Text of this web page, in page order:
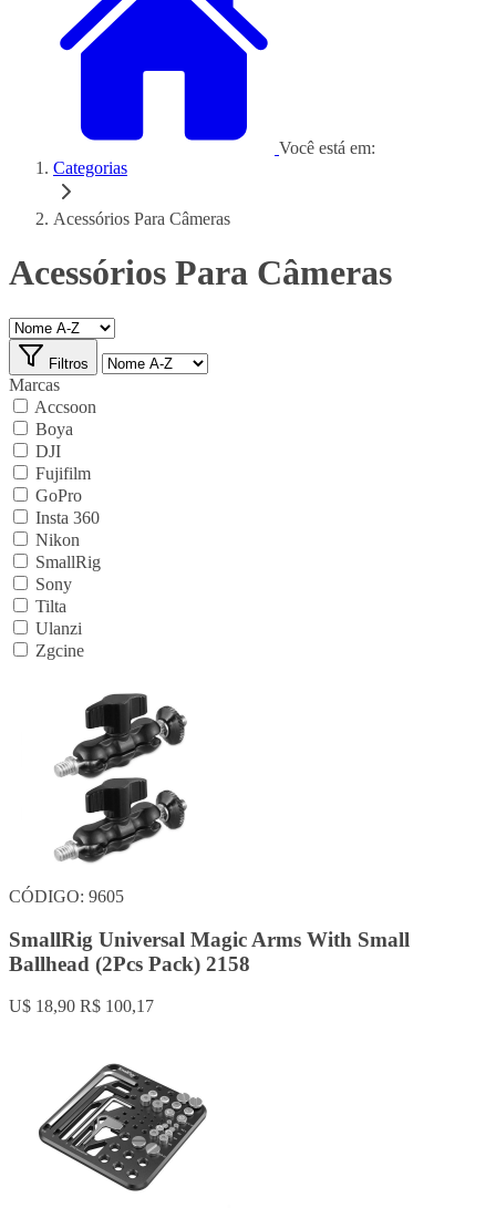
Você está em:
Categorias
Acessórios Para Câmeras
Acessórios Para Câmeras
Filtros
Marcas
Accsoon
Boya
DJI
Fujifilm
GoPro
Insta 360
Nikon
SmallRig
Sony
Tilta
Ulanzi
Zgcine
CÓDIGO: 9605
SmallRig Universal Magic Arms With Small
Ballhead (2Pcs Pack) 2158
U$ 18,90 R$ 100,17